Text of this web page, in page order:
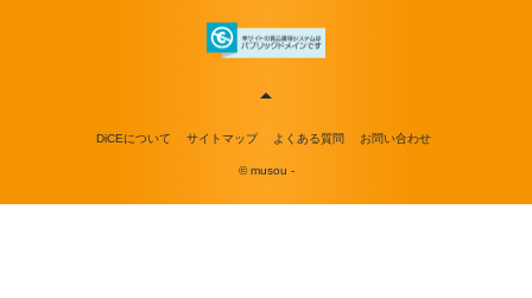
DiCEについて サイトマップ よくある質問 お問い合わせ
© musou -